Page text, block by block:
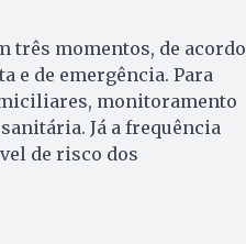
três momentos, de acordo
e de emergência. Para
monitoramento
Já a frequência
de risco dos